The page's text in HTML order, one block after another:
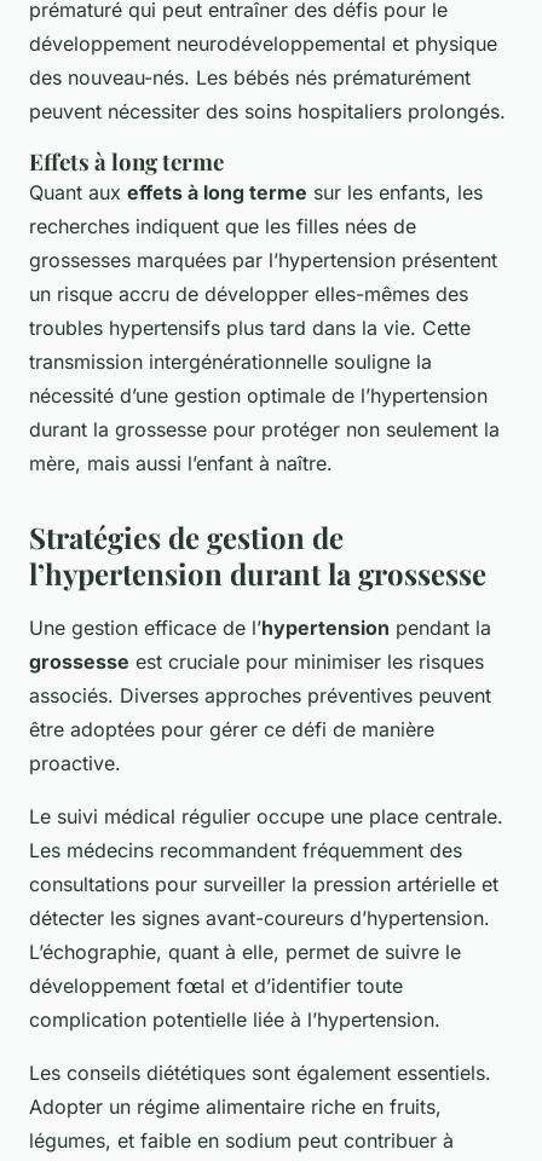
prématuré qui peut entraîner des défis pour le
développement neurodéveloppemental et physique
des nouveau-nés. Les bébés nés prématurément
peuvent nécessiter des soins hospitaliers prolongés.
Effets à long terme
Quant aux effets à long terme sur les enfants, les
recherches indiquent que les filles nées de
grossesses marquées par l’hypertension présentent
un risque accru de développer elles-mêmes des
troubles hypertensifs plus tard dans la vie. Cette
transmission intergénérationnelle souligne la
nécessité d’une gestion optimale de l’hypertension
durant la grossesse pour protéger non seulement la
mère, mais aussi l’enfant à naître.
Stratégies de gestion de
l’hypertension durant la grossesse
Une gestion efficace de l’hypertension pendant la
grossesse est cruciale pour minimiser les risques
associés. Diverses approches préventives peuvent
être adoptées pour gérer ce défi de manière
proactive.
Le suivi médical régulier occupe une place centrale.
Les médecins recommandent fréquemment des
consultations pour surveiller la pression artérielle et
détecter les signes avant-coureurs d’hypertension.
L’échographie, quant à elle, permet de suivre le
développement fœtal et d’identifier toute
complication potentielle liée à l’hypertension.
Les conseils diététiques sont également essentiels.
Adopter un régime alimentaire riche en fruits,
légumes, et faible en sodium peut contribuer à